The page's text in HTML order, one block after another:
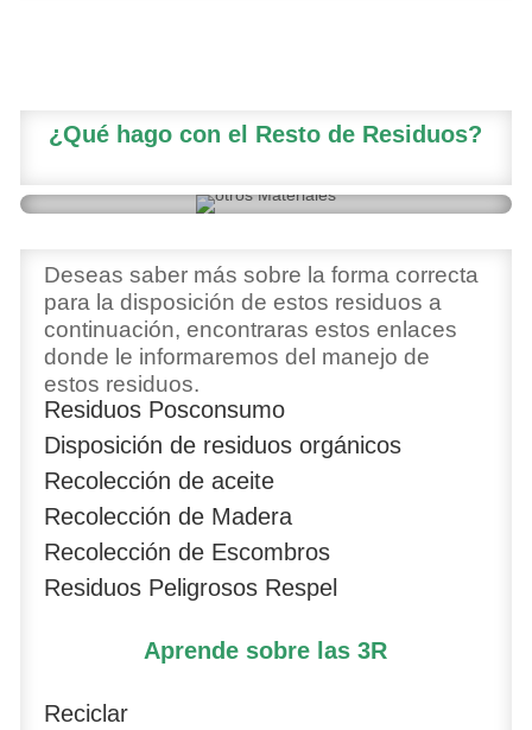
¿Qué hago con el Resto de Residuos?
Deseas saber más sobre la forma correcta
para la disposición de estos residuos a
continuación, encontraras estos enlaces
donde le informaremos del manejo de
estos residuos.
Residuos Posconsumo
Disposición de residuos orgánicos
Recolección de aceite
Recolección de Madera
Recolección de Escombros
Residuos Peligrosos Respel
Aprende sobre las 3R
Reciclar